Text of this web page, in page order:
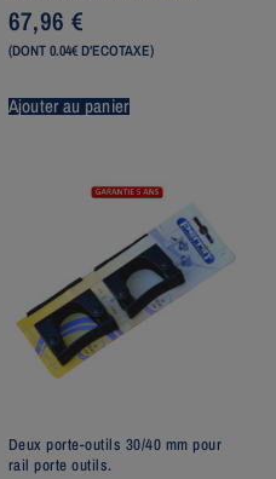
67,96 €
(DONT 0.04€ D'ECOTAXE)
Ajouter au panier
Deux porte-outils 30/40 mm pour
rail porte outils.